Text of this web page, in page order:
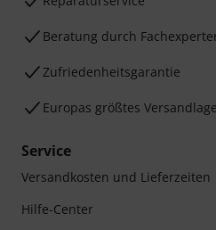
Beratung durch
Zufriedenheitsgarantie
Europas größtes
Service
Versandkosten und Lieferzeiten
Hilfe-Center